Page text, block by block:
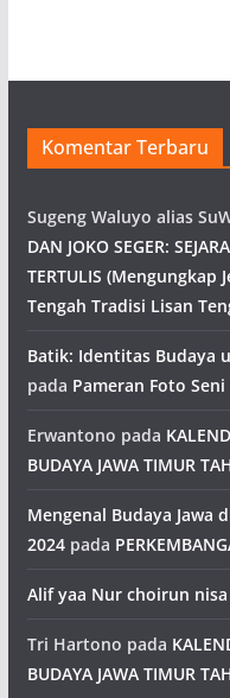
Komentar Terbaru
Sugeng Waluyo alias
DAN JOKO SEGER:
TERTULIS
Tengah Tradisi Lisan
Batik: Identitas Budaya
pada Pameran Foto
Erwantono pada
BUDAYA JAWA TIMUR
Mengenal Budaya Jawa
2024pada
Alif yaa Nur choirun nisa
Tri Hartono pada
BUDAYA JAWA TIMUR